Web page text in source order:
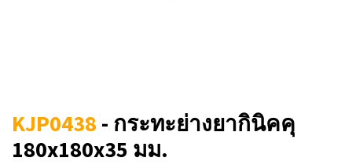
KJP0438- กระทะย่างยากินิคคุ
180x180x35 มม.